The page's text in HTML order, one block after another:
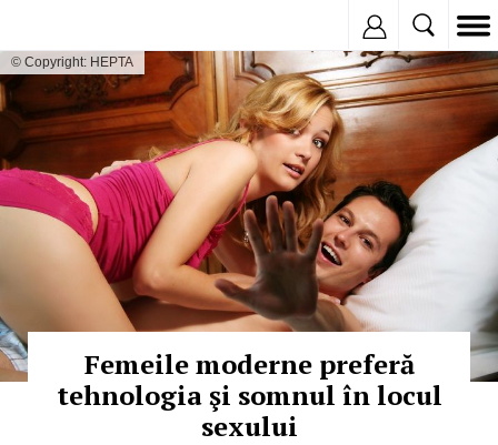
© Copyright: HEPTA
Femeile moderne preferă
tehnologia şi somnul în locul
sexului